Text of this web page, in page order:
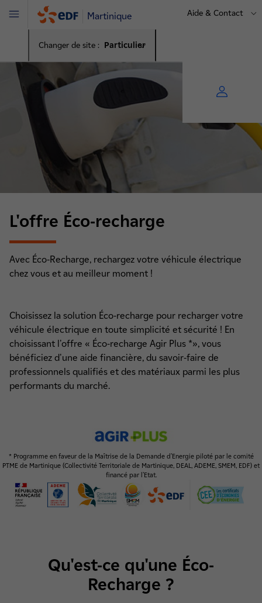
Martinique
Changer de site : Particulier
Aide & Contact
Menu
L'offre Éco-recharge
Avec Éco-Recharge, rechargez votre véhicule électrique
chez vous et au meilleur moment !
Choisissez la solution Éco-recharge pour recharger votre
véhicule électrique en toute simplicité et sécurité ! En
choisissant l'offre « Éco-recharge Agir Plus *», vous
bénéficiez d'une aide financière, du savoir-faire de
professionnels qualifiés et des matériaux parmi les plus
performants du marché.
* Programme en faveur de la Maîtrise de la Demande d’Energie piloté par le comité
PTME de Martinique (Collectivité Territoriale de Martinique, DEAL, ADEME, SMEM, EDF) et
financé par l’Etat.
Qu'est-ce qu'une Éco-
Recharge ?